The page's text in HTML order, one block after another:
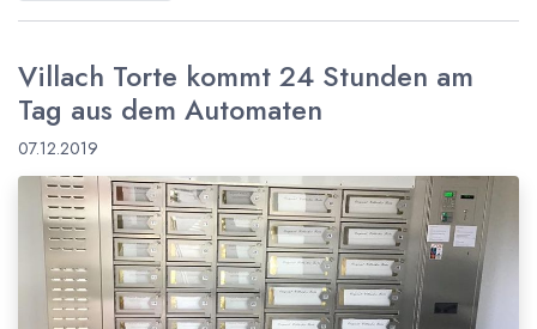
Villach Torte kommt 24 Stunden am
Tag aus dem Automaten
07.12.2019